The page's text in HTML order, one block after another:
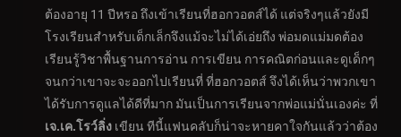
ต้องอายุ 11 ปีหรอ ถึงเข้าเรียนที่ฮอกวอตส์ได้ แต่จริงๆแล้วยังมี
โรงเรียนสำหรับเด็กเล็กจึงแม้จะไม่ได้เอ่ยถึง พ่อมดแม่มดต้อง
เรียนรู้วิชาพื้นฐานการอ่าน การเขียน การคณิตก่อนและดูเด็กๆ
จนกว่าเขาจะจะออกไปเรียนที่ ที่ฮอกวอตส์ จึงได้เห็นว่าพวกเขา
ได้รับการดูแลได้ดีที่มาก มันเป็นการเรียนจากพ่อแม่นั่นเองค่ะ ที่
เจ.เค.โรว์ลิ่ง เขียน ทีนี้แฟนคลับก็น่าจะหายคาใจกันแล้วว่าต้อง